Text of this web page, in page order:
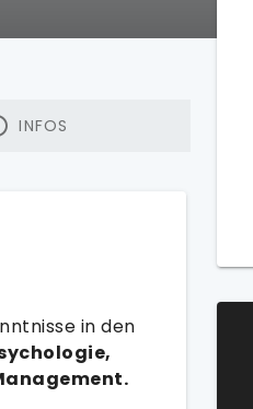
INFOS
in den